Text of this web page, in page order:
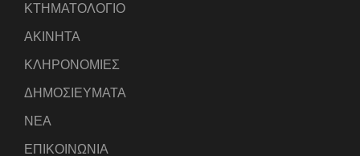
ΚΤΗΜΑΤΟΛΟΓΙΟ
ΑΚΙΝΗΤΑ
ΚΛΗΡΟΝΟΜΙΕΣ
ΔΗΜΟΣΙΕΥΜΑΤΑ
ΝΕΑ
ΕΠΙΚΟΙΝΩΝΙΑ